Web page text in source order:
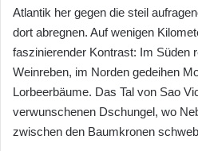
Atlantik her gegen die steil
dort abregnen. Auf wenigen
faszinierender Kontrast: Im Süden
Weinreben, im Norden gedeihen
Lorbeerbäume. Das Tal von Sao
verwunschenen Dschungel, wo
zwischen den Baumkronen